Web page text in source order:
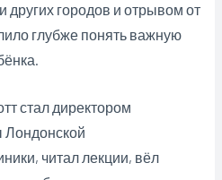
других городов и отрывом от
глубже понять важную
стал директором
Лондонской
читал лекции, вёл